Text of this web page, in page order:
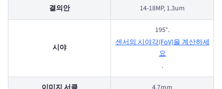
결의안 14-18MP, 1.3um
시야
195°.
센서의 시야각(FoV)을 계산하세
요
.